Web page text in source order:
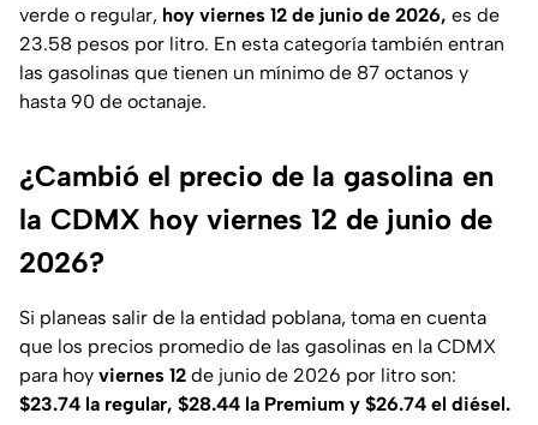
verde o regular, hoy viernes 12 de junio de 2026, es de
23.58 pesos por litro. En esta categoría también entran
las gasolinas que tienen un mínimo de 87 octanos y
hasta 90 de octanaje.
¿Cambió el precio de la gasolina en
la CDMX hoy viernes 12 de junio de
2026?
Si planeas salir de la entidad poblana, toma en cuenta
que los precios promedio de las gasolinas en la CDMX
para hoy viernes 12 de junio de 2026 por litro son:
$23.74 la regular, $28.44 la Premium y $26.74 el diésel.